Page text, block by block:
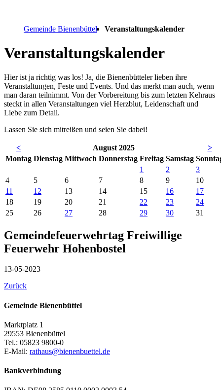
Gemeinde Bienenbüttel Veranstaltungskalender
Veranstaltungskalender
Hier ist ja richtig was los! Ja, die Bienenbütteler lieben ihre
Veranstaltungen, Feste und Events. Und das merkt man auch, wenn
man daran teilnimmt. Von der Vorbereitung bis zum letzten Kehraus
steckt in allen Veranstaltungen viel Herzblut, Leidenschaft und
Liebe zum Detail.
Lassen Sie sich mitreißen und seien Sie dabei!
< August 2025
>
Montag Dienstag Mittwoch Donnerstag Freitag Samstag So
1
2
3
4
5 6 7 8 9
10
11
12 13 14 15 16
17
18
19 20 21 22 23
24
25
26 27 28 29 30 31
Gemeindefeuerwehrtag Freiwillige
Feuerwehr Hohenbostel
13-05-2023
Zurück
Gemeinde Bienenbüttel
Marktplatz 1
29553 Bienenbüttel
Tel.: 05823 9800-0
E-Mail: rathaus@bienenbuettel.de
Bankverbindung